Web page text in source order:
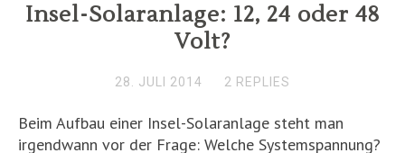
Insel-Solaranlage: 12, 24 oder 48
Volt?
28. JULI 2014 2 REPLIES
Beim Aufbau einer Insel-Solaranlage steht man
irgendwann vor der Frage: Welche Systemspannung?